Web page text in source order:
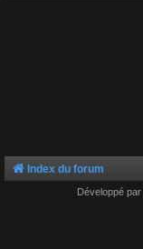
Index du forum
Développé par